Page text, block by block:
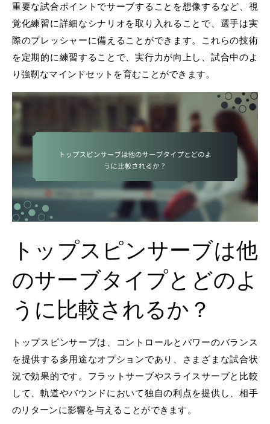
重要な試合ポイントでサーブすることを想像するなど、視
覚化練習に詳細なシナリオを取り入れることで、選手は実
際のプレッシャーに備えることができます。これらの技術
を定期的に練習することで、実行力が向上し、試合中のよ
り強靭なマインドセットを育むことができます。
トップスピンサーブは他
のサーブタイプとどのよ
うに比較されるか？
トップスピンサーブは、コントロールとパワーのバランス
を提供する多用途なオプションであり、さまざまな試合状
況で効果的です。フラットサーブやスライスサーブと比較
して、軌道やバウンドにおいて独自の利点を提供し、相手
のリターンに影響を与えることができます。